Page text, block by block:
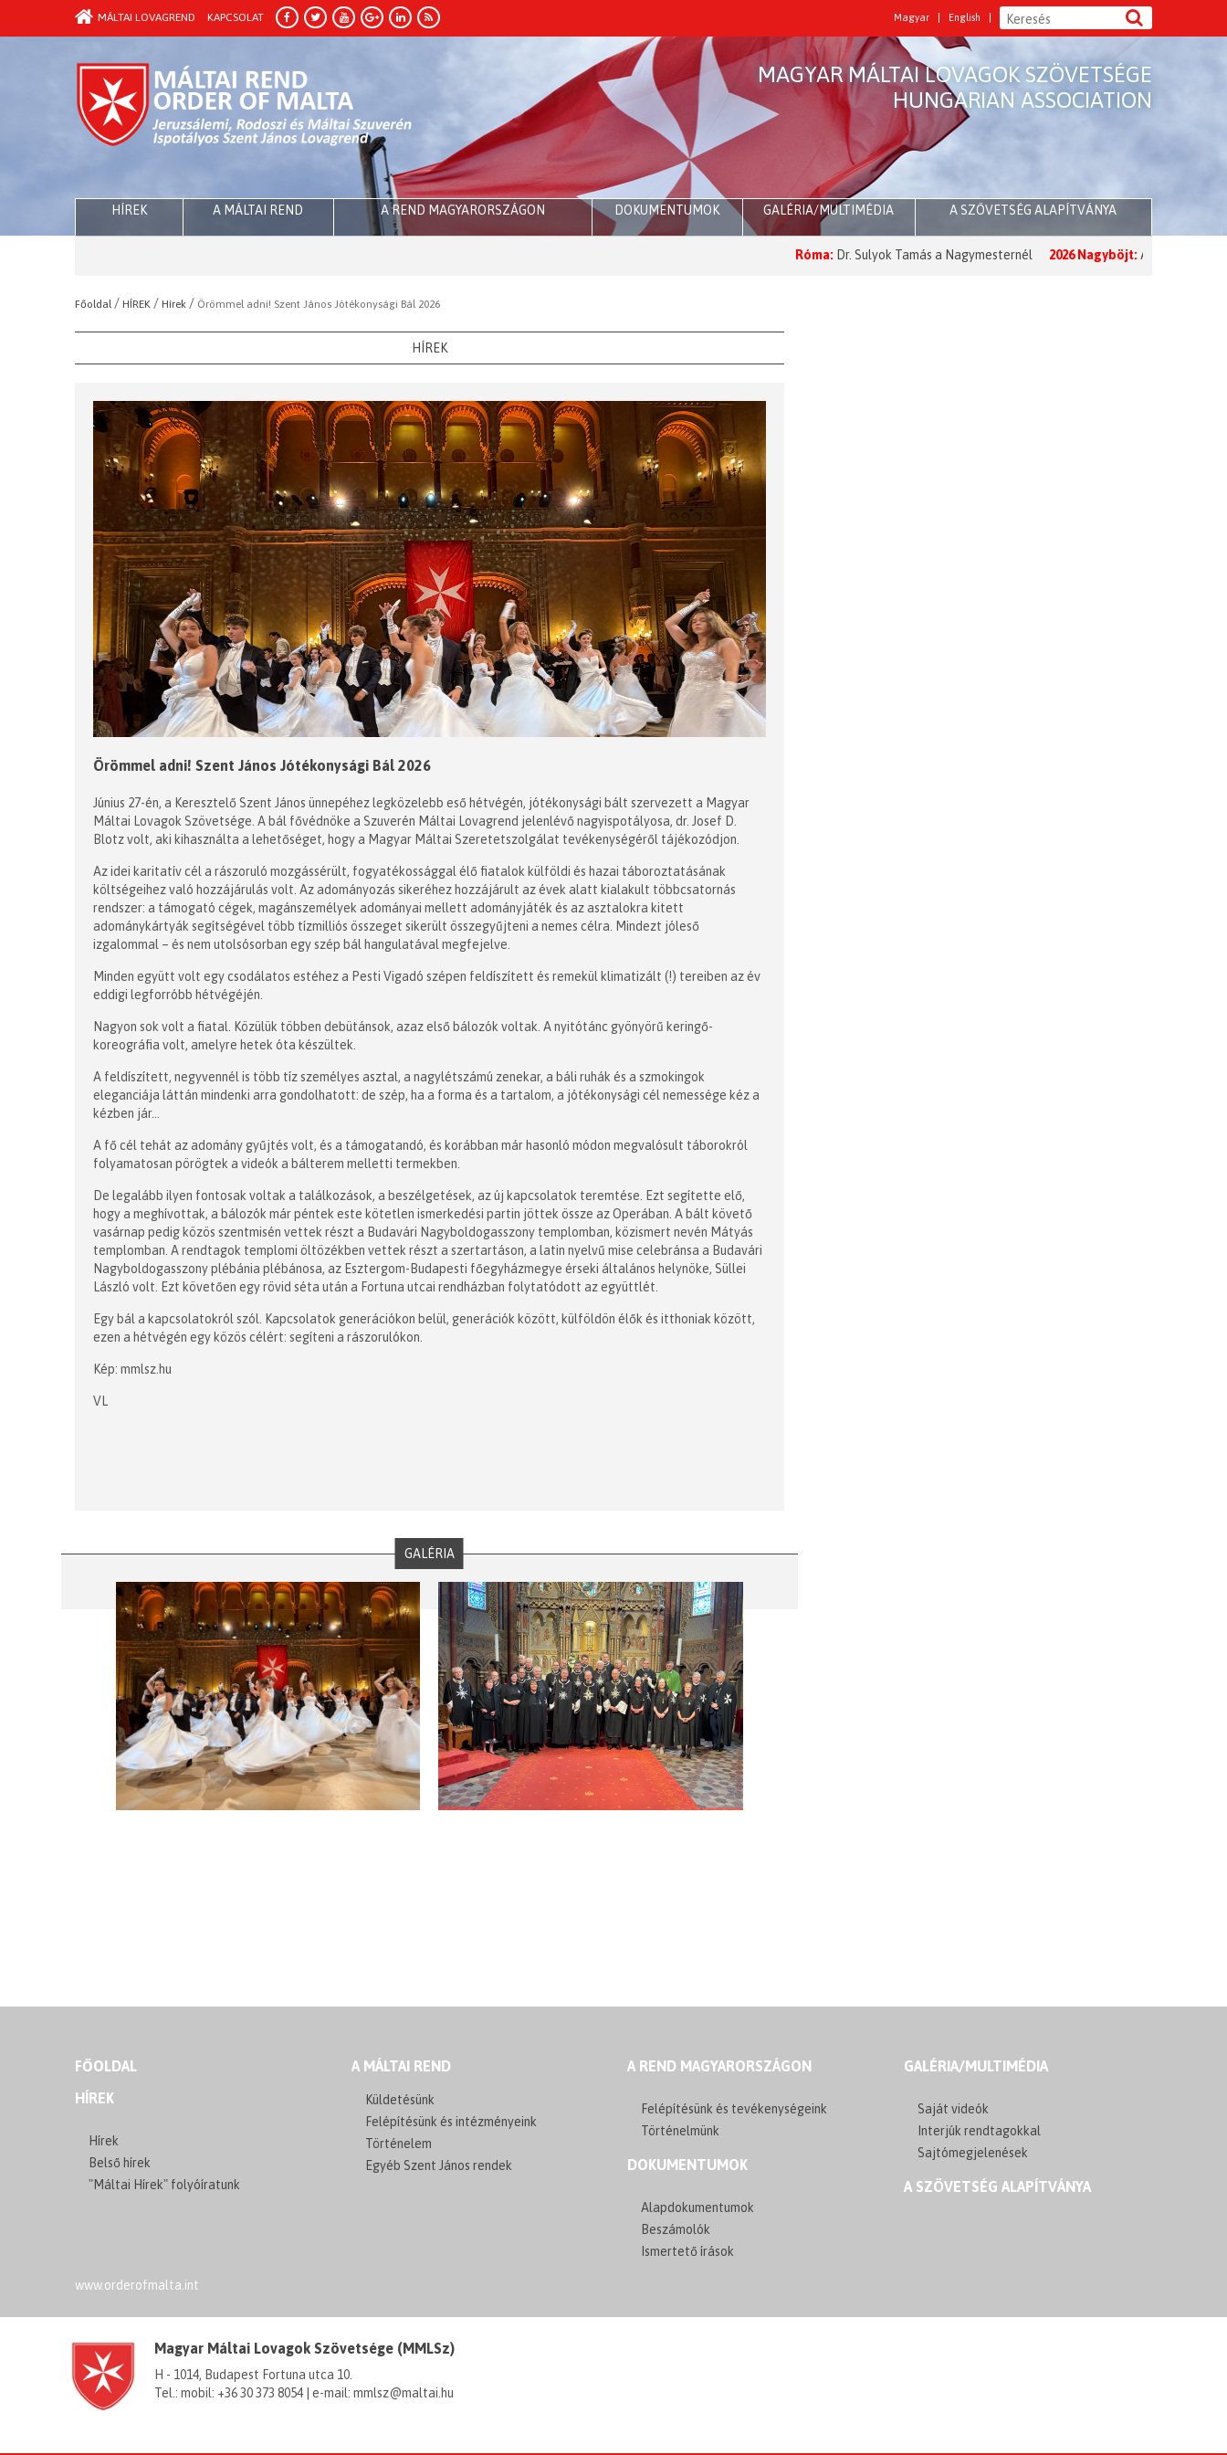
Magyar English
MÁLTAI LOVAGREND KAPCSOLAT
MAGYAR MÁLTAI LOVAGOK SZÖVETSÉGE
HUNGARIAN ASSOCIATION
HÍREK A MÁLTAI REND A REND MAGYARORSZÁGON DOKUMENTUMOK GALÉRIA/MULTIMÉDIA A SZÖVETSÉG ALAPÍTVÁNYA
Dr. Sulyok Tamás a Nagymesternél 2026 Nagyböjt:A Nagymester üzenete
Főoldal / HÍREK / Hírek / Örömmel adni! Szent János Jótékonysági Bál 2026
HÍREK
Örömmel adni! Szent János Jótékonysági Bál 2026
Június 27-én, a Keresztelő Szent János ünnepéhez legközelebb eső hétvégén, jótékonysági bált szervezett a Magyar
Máltai Lovagok Szövetsége. A bál fővédnöke a Szuverén Máltai Lovagrend jelenlévő nagyispotályosa, dr. Josef D.
Blotz volt, aki kihasználta a lehetőséget, hogy a Magyar Máltai Szeretetszolgálat tevékenységéről tájékozódjon.
Az idei karitatív cél a rászoruló mozgássérült, fogyatékossággal élő fiatalok külföldi és hazai táboroztatásának
költségeihez való hozzájárulás volt. Az adományozás sikeréhez hozzájárult az évek alatt kialakult többcsatornás
rendszer: a támogató cégek, magánszemélyek adományai mellett adományjáték és az asztalokra kitett
adománykártyák segítségével több tízmilliós összeget sikerült összegyűjteni a nemes célra. Mindezt jóleső
izgalommal – és nem utolsósorban egy szép bál hangulatával megfejelve.
Minden együtt volt egy csodálatos estéhez a Pesti Vigadó szépen feldíszített és remekül klimatizált (!) tereiben az év
eddigi legforróbb hétvégéjén.
Nagyon sok volt a fiatal. Közülük többen debütánsok, azaz első bálozók voltak. A nyitótánc gyönyörű keringő-
koreográfia volt, amelyre hetek óta készültek.
A feldíszített, negyvennél is több tíz személyes asztal, a nagylétszámú zenekar, a báli ruhák és a szmokingok
eleganciája láttán mindenki arra gondolhatott: de szép, ha a forma és a tartalom, a jótékonysági cél nemessége kéz a
kézben jár...
A fő cél tehát az adomány gyűjtés volt, és a támogatandó, és korábban már hasonló módon megvalósult táborokról
folyamatosan pörögtek a videók a bálterem melletti termekben.
De legalább ilyen fontosak voltak a találkozások, a beszélgetések, az új kapcsolatok teremtése. Ezt segítette elő,
hogy a meghívottak, a bálozók már péntek este kötetlen ismerkedési partin jöttek össze az Operában. A bált követő
vasárnap pedig közös szentmisén vettek részt a Budavári Nagyboldogasszony templomban, közismert nevén Mátyás
templomban. A rendtagok templomi öltözékben vettek részt a szertartáson, a latin nyelvű mise celebránsa a Budavári
Nagyboldogasszony plébánia plébánosa, az Esztergom-Budapesti főegyházmegye érseki általános helynöke, Süllei
László volt. Ezt követően egy rövid séta után a Fortuna utcai rendházban folytatódott az együttlét.
Egy bál a kapcsolatokról szól. Kapcsolatok generációkon belül, generációk között, külföldön élők és itthoniak között,
ezen a hétvégén egy közös célért: segíteni a rászorulókon.
Kép: mmlsz.hu
VL
GALÉRIA
FŐOLDAL
HÍREK
Hírek
Belső hírek
"Máltai Hírek" folyóíratunk
A MÁLTAI REND
Küldetésünk
Felépítésünk és intézményeink
Történelem
Egyéb Szent János rendek
A REND MAGYARORSZÁGON
Felépítésünk és tevékenységeink
Történelmünk
DOKUMENTUMOK
Alapdokumentumok
Beszámolók
Ismertető írások
GALÉRIA/MULTIMÉDIA
Saját videók
Interjúk rendtagokkal
Sajtómegjelenések
A SZÖVETSÉG ALAPÍTVÁNYA
www.orderofmalta.int
Magyar Máltai Lovagok Szövetsége (MMLSz)
H - 1014, Budapest Fortuna utca 10.
Tel.: mobil: +36 30 373 8054 | e-mail: mmlsz@maltai.hu